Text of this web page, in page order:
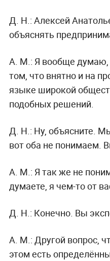
Д. Н.: Алексей
объяснять
А. М.: Я вообще думаю,
том, что внятно и на
языке широкой
подобных решений.
Д. Н.: Ну, объясните.
вот оба не понимаем.
А. М.: Я так же не
думаете, я чем-то от
Д. Н.: Конечно. Вы
А. М.: Другой вопрос,
этом есть